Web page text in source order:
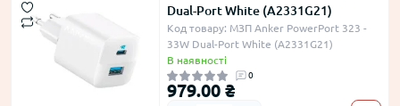
Dual-Port White (A2331G21)
Код товару: МЗП Anker PowerPort 323 -
33W Dual-Port White (A2331G21)
В наявності
0
979.00 ₴